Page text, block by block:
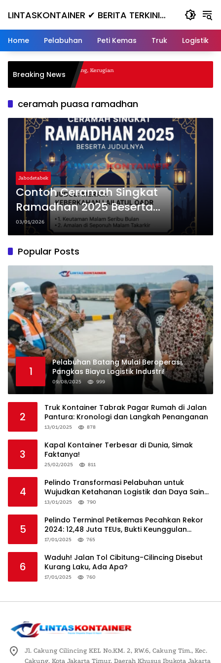
LINTASKONTAINER ✔ BERITA TERKINI
KONTAINER TERBARU HARI INI
Home Pelabuhan Peti Kemas Truk Logistik
Breaking News
Nanjak, Masuk ke Jurang, Kerugian
ceramah puasa ramadhan
Jabodetabek
Contoh Ceramah Singkat
Ramadhan 2025 Beserta
Judulnya
03/01/2026
Popular Posts
1
Pelabuhan Batang Mulai Beroperasi,
Pangkas Biaya Logistik Industri!
09/08/2025 999
2
Truk Kontainer Tabrak Pagar Rumah di Jalan
Pantura: Kronologi dan Langkah Penanganan
13/01/2025 878
3
Kapal Kontainer Terbesar di Dunia, Simak
Faktanya!
25/02/2025 811
4
Pelindo Transformasi Pelabuhan untuk
Wujudkan Ketahanan Logistik dan Daya Saing
Global
13/01/2025 790
5
Pelindo Terminal Petikemas Pecahkan Rekor
2024: 12,48 Juta TEUs, Bukti Keunggulan
Logistik Nasional
17/01/2025 765
6
Waduh! Jalan Tol Cibitung-Cilincing Disebut
Kurang Laku, Ada Apa?
17/01/2025 760
Jl. Cakung Cilincing KEL No.KM. 2, RW.6, Cakung Tim., Kec.
Cakung, Kota Jakarta Timur, Daerah Khusus Ibukota Jakarta